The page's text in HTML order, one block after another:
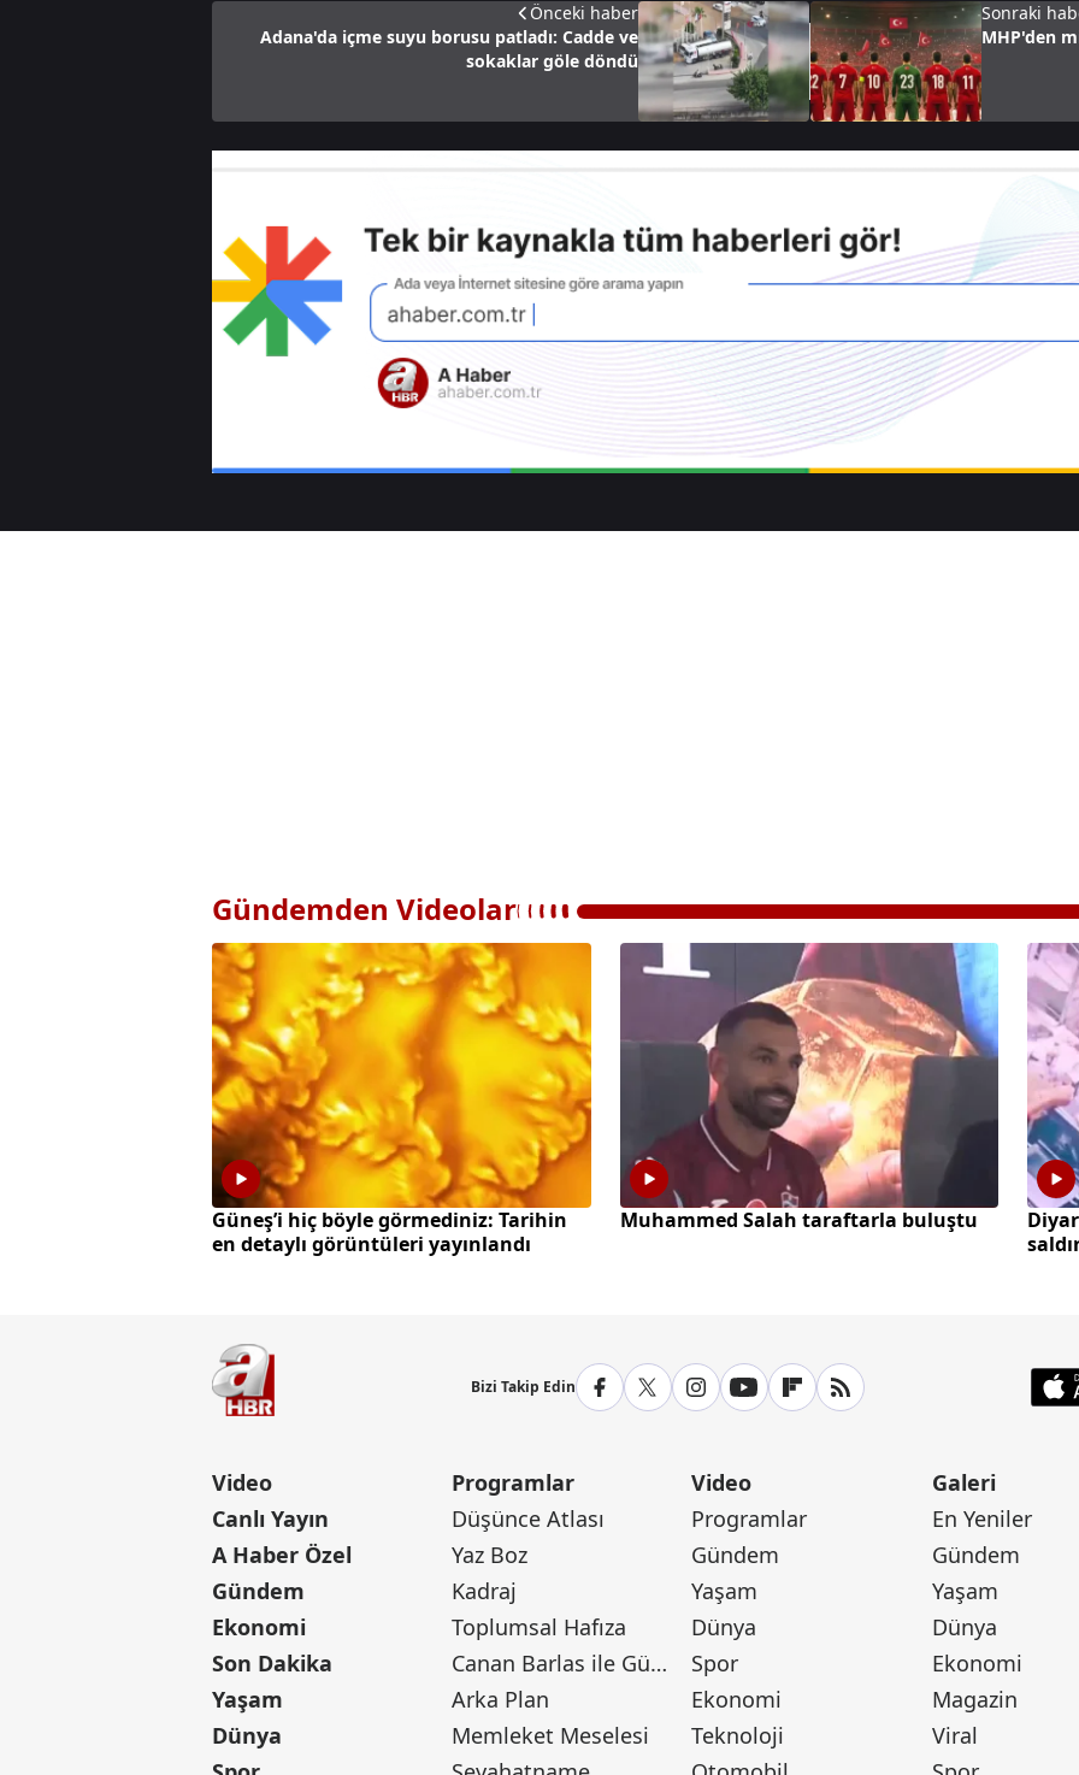
Önceki haber
Adana'da içme suyu borusu patladı: Cadde ve
sokaklar göle döndü
Sonraki
MHP'den
Gündemden Videolar
Güneş’i hiç böyle görmediniz: Tarihin
en detaylı görüntüleri yayınlandı
Muhammed Salah taraftarla buluştu
Bizi Takip Edin
Video
Canlı Yayın
A Haber Özel
Gündem
Ekonomi
Son Dakika
Yaşam
Dünya
Programlar
Düşünce Atlası
Yaz Boz
Kadraj
Toplumsal Hafıza
Canan Barlas ile Gündem
Arka Plan
Memleket Meselesi
Video
Programlar
Gündem
Yaşam
Dünya
Spor
Ekonomi
Teknoloji
Galeri
En Yeniler
Gündem
Yaşam
Dünya
Ekonomi
Magazin
Viral